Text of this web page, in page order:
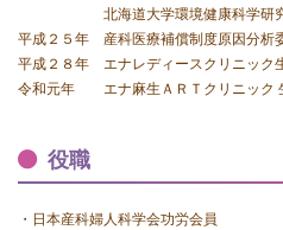
北海道大学環境健康科学研究教
平成２５年 産科医療補償制度原因分析
平成２８年 エナレディースクリニック
令和元年 エナ麻生ＡＲＴクリニック
役職
・日本産科婦人科学会功労会員